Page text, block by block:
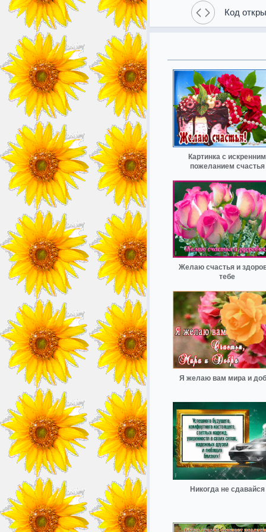
Код
Картинка с искренним
пожеланием счастья
Желаю счастья и
тебе
Я желаю вам мира и
Никогда не сдавайся